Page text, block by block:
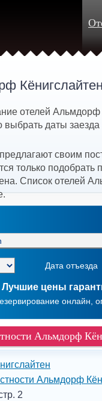
отелей Альмдорф
даты заезда
своим
только
Список отелей
Дата отъезда
Лучшие цены
онлайн,
Альмдорф
Альмдорф
2